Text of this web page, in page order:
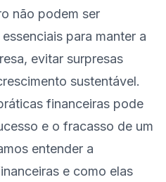
não podem ser
para manter a
evitar surpresas
sustentável.
financeiras pode
e o fracasso de um
entender a
e como elas